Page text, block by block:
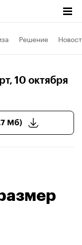
Решение
, 10 октября
Мб)